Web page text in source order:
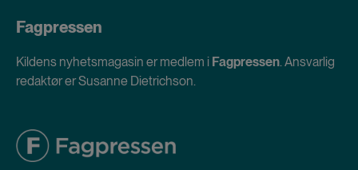
Fagpressen
Kildens nyhetsmagasin er medlem i Fagpressen. Ansvarlig
redaktør er Susanne Dietrichson.